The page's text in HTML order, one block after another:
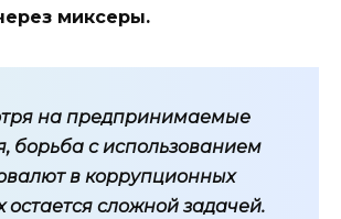
миксеры.
на предпринимаемые
борьба с использованием
в коррупционных
остается сложной задачей.